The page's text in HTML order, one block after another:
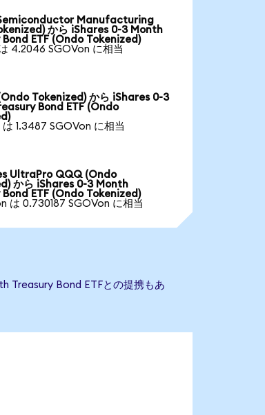
Manufacturing
から iShares 0-3 Month
ETF (Ondo Tokenized)
4.2046 SGOVon に相当
Tokenized) から iShares 0-3
Bond ETF (Ondo
は 1.3487 SGOVon に相当
UltraPro QQQ (Ondo
から iShares 0-3 Month
ETF (Ondo Tokenized)
は 0.730187 SGOVon に相当
Treasury Bond ETFとの提携もあ